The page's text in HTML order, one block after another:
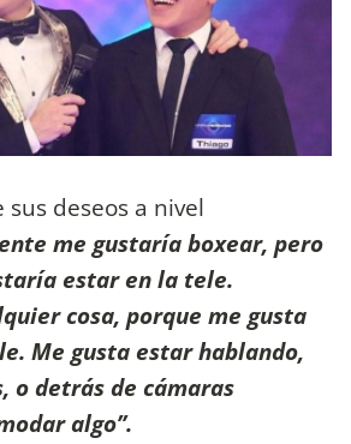
sus deseos a nivel
me gustaría boxear, pero
estar en la tele.
cosa, porque me gusta
Me gusta estar hablando,
o detrás de cámaras
algo’’.